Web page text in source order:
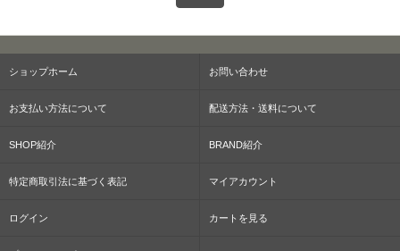
ショップホーム お問い合わせ
お支払い方法について 配送方法・送料について
SHOP紹介 BRAND紹介
特定商取引法に基づく表記 マイアカウント
ログイン カートを見る